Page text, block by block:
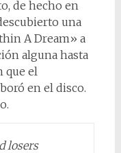
de hecho en
una
A Dream» a
alguna hasta
que el
en el disco.
losers